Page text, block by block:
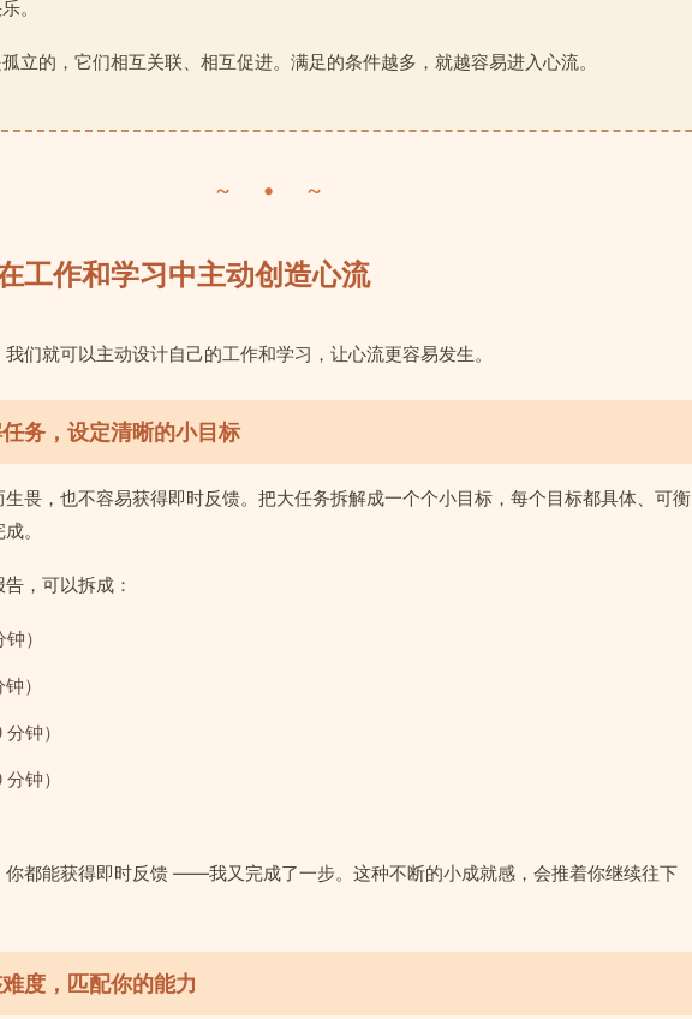
。
立的，它们相互关联、相互促进。满足的条件越多，就越容易进入心流。
~ • ~
工作和学习中主动创造心流
们就可以主动设计自己的工作和学习，让心流更容易发生。
务，设定清晰的小目标
畏，也不容易获得即时反馈。把大任务拆解成一个个小目标，每个目标都具体、可衡
。
，可以拆成：
）
）
钟）
钟）
你都能获得即时反馈 ——我又完成了一步。这种不断的小成就感，会推着你继续往下
度，匹配你的能力